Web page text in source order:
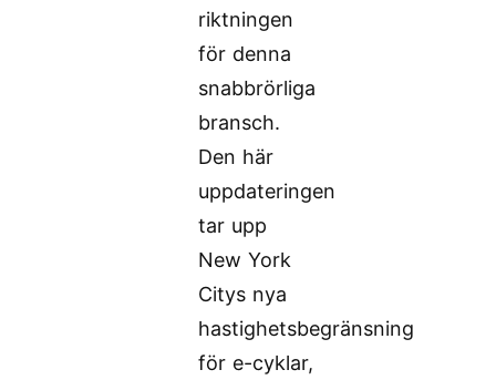
riktningen
för denna
snabbrörliga
bransch.
Den här
uppdateringen
tar upp
New York
Citys nya
hastighetsbegränsning
för e-cyklar,